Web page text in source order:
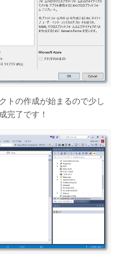
トの作成が始まるので少し
完了です！